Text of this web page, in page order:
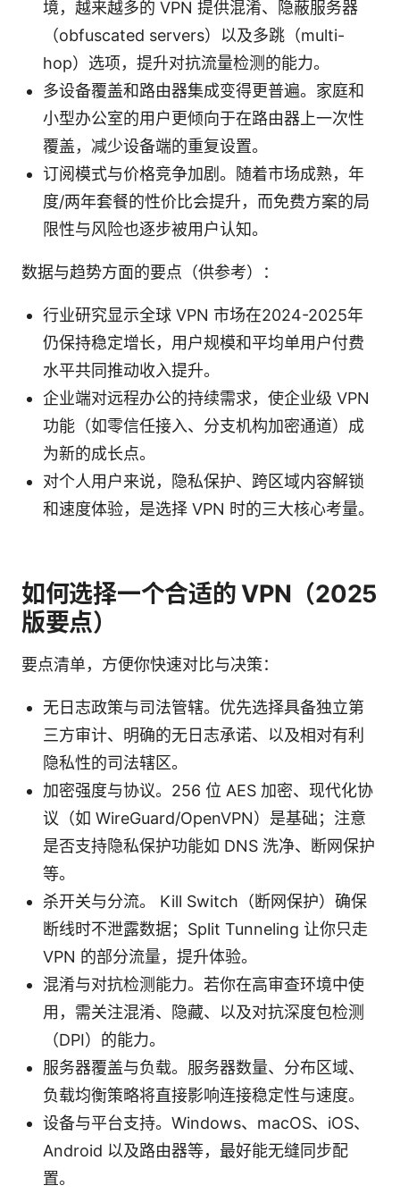
境，越来越多的 VPN 提供混淆、隐蔽服务器
（obfuscated servers）以及多跳（multi-
hop）选项，提升对抗流量检测的能力。
多设备覆盖和路由器集成变得更普遍。家庭和
小型办公室的用户更倾向于在路由器上一次性
覆盖，减少设备端的重复设置。
订阅模式与价格竞争加剧。随着市场成熟，年
度/两年套餐的性价比会提升，而免费方案的局
限性与风险也逐步被用户认知。
数据与趋势方面的要点（供参考）：
行业研究显示全球 VPN 市场在2024-2025年
仍保持稳定增长，用户规模和平均单用户付费
水平共同推动收入提升。
企业端对远程办公的持续需求，使企业级 VPN
功能（如零信任接入、分支机构加密通道）成
为新的成长点。
对个人用户来说，隐私保护、跨区域内容解锁
和速度体验，是选择 VPN 时的三大核心考量。
如何选择一个合适的 VPN（2025
版要点）
要点清单，方便你快速对比与决策：
无日志政策与司法管辖。优先选择具备独立第
三方审计、明确的无日志承诺、以及相对有利
隐私性的司法辖区。
加密强度与协议。256 位 AES 加密、现代化协
议（如 WireGuard/OpenVPN）是基础；注意
是否支持隐私保护功能如 DNS 洗净、断网保护
等。
杀开关与分流。 Kill Switch（断网保护）确保
断线时不泄露数据；Split Tunneling 让你只走
VPN 的部分流量，提升体验。
混淆与对抗检测能力。若你在高审查环境中使
用，需关注混淆、隐藏、以及对抗深度包检测
（DPI）的能力。
服务器覆盖与负载。服务器数量、分布区域、
负载均衡策略将直接影响连接稳定性与速度。
设备与平台支持。Windows、macOS、iOS、
Android 以及路由器等，最好能无缝同步配
置。